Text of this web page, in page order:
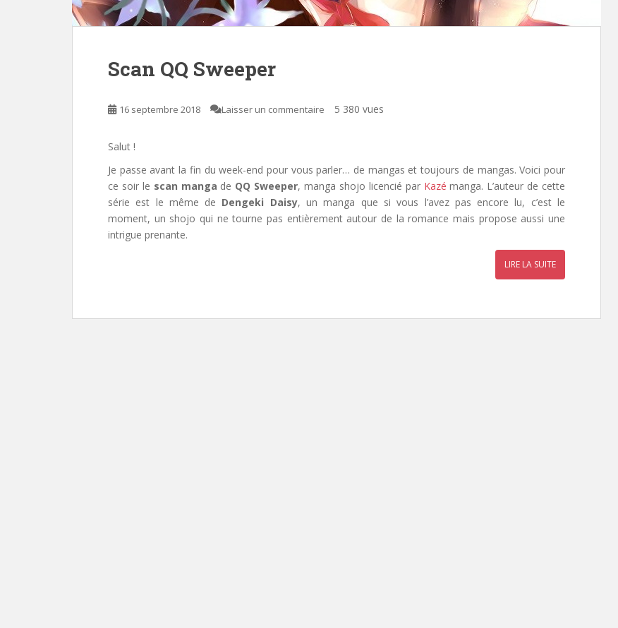
Scan QQ Sweeper
16 septembre 2018 Laisser un commentaire 5 380 vues
Salut !
Je passe avant la fin du week-end pour vous parler… de mangas et toujours de mangas. Voici pour
ce soir le scan manga de QQ Sweeper, manga shojo licencié par Kazé manga. L’auteur de cette
série est le même de Dengeki Daisy, un manga que si vous l’avez pas encore lu, c’est le
moment, un shojo qui ne tourne pas entièrement autour de la romance mais propose aussi une
intrigue prenante.
LIRE LA SUITE